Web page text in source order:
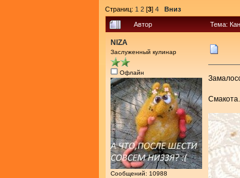
Страниц: 1 2 [3] 4 Вниз
Автор Тема:
NIZA
Заслуженный кулинар
Офлайн
Сообщений: 10988